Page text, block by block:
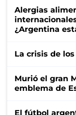
Alergias
¿Argentina
La crisis de
Murió el gran
emblema de
El fútbol